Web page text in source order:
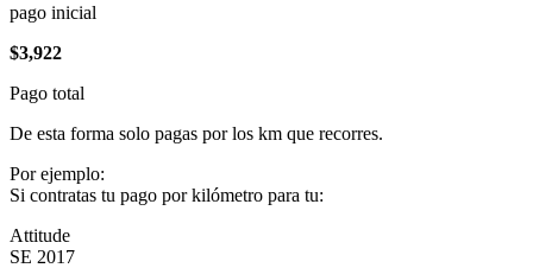
pago inicial
$3,922
Pago total
De esta forma solo pagas por los km que recorres.
Por ejemplo:
Si contratas tu pago por kilómetro para tu:
Attitude
SE 2017